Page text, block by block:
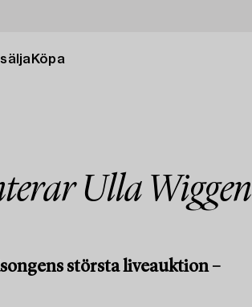
Köpa
Ulla Wiggen
största liveauktion –